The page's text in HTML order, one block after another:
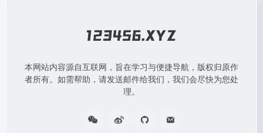
本网站内容源自互联网，旨在学习与便捷导航，版权归原作
者所有。如需帮助，请发送邮件给我们，我们会尽快为您处
理。